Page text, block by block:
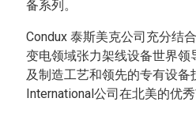
备系列。
Condux 泰斯美克公司充分结
变电领域张力架线设备世界领
及制造工艺和领先的专有设备
International公司在北美的优秀